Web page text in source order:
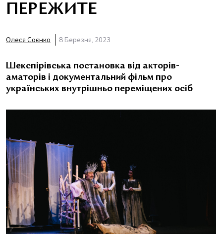
ПЕРЕЖИТЕ
Олеся Саєнко 8 Березня, 2023
Шекспірівська постановка від акторів-
аматорів і документальний фільм про
українських внутрішньо переміщених осіб